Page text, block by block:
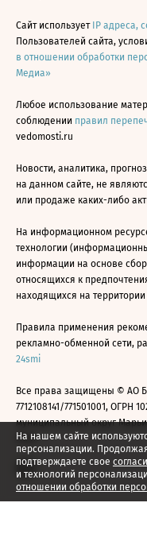
На нашем сайте
персонализации.
подтверждаете свое
и технологий
отношении обработки
Сайт использует IP адреса,
Пользователей сайта,
в отношении обработки
Медиа»
Любое использование
соблюдении правил
vedomosti.ru
Новости, аналитика,
на данном сайте, не
или продаже каких-либо
На информационном
технологии
информации на основе
относящихся к
находящихся на
Правила применения
рекламно-обменной сети,
24smi
Все права защищены © АО
7712108141/771501001, ОГРН
муниципальный округ
2026